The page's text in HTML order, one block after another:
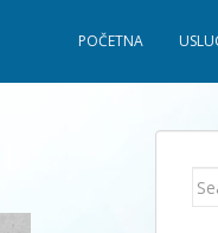
POČETNA